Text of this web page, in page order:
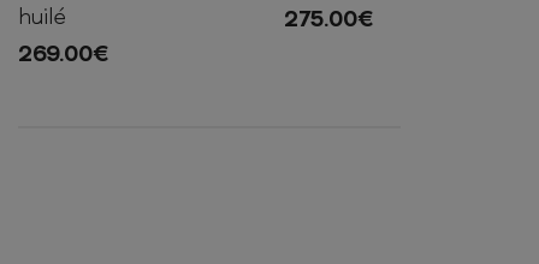
huilé
269.00€
275.00€